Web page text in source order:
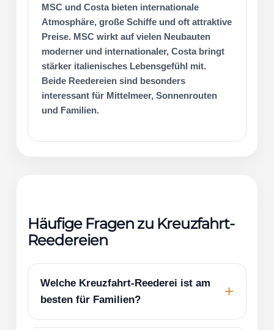
MSC und Costa bieten internationale
Atmosphäre, große Schiffe und oft attraktive
Preise. MSC wirkt auf vielen Neubauten
moderner und internationaler, Costa bringt
stärker italienisches Lebensgefühl mit.
Beide Reedereien sind besonders
interessant für Mittelmeer, Sonnenrouten
und Familien.
Häufige Fragen zu Kreuzfahrt-
Reedereien
Welche Kreuzfahrt-Reederei ist am
besten für Familien?